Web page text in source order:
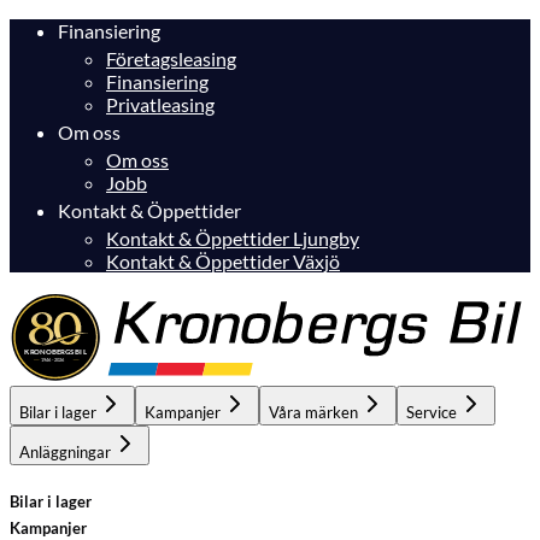
Finansiering
Företagsleasing
Finansiering
Privatleasing
Om oss
Om oss
Jobb
Kontakt & Öppettider
Kontakt & Öppettider Ljungby
Kontakt & Öppettider Växjö
Bilar i lager Kampanjer Våra märken Service
Anläggningar
Bilar i lager
Kampanjer